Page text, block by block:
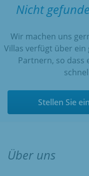
gedurende de
door de
voorzien worden.
meest
Middellandse Zee.
Nicht
Wir machen uns
Villas verfügt über
Partnern, so dass
Stellen Sie
Über uns